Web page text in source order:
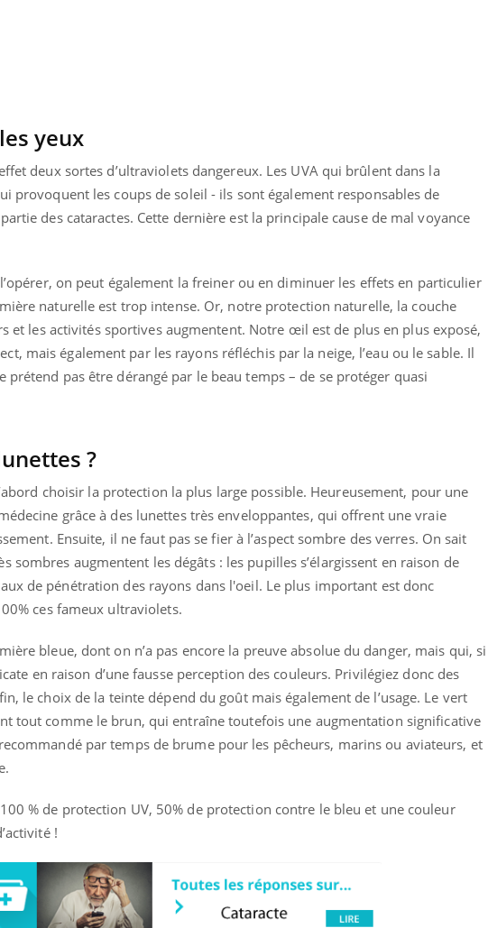
yeux
deux sortes d’ultraviolets dangereux. Les UVA qui brûlent dans la
provoquent les coups de soleil - ils sont également responsables de
des cataractes. Cette dernière est la principale cause de mal voyance
on peut également la freiner ou en diminuer les effets en particulier
naturelle est trop intense. Or, notre protection naturelle, la couche
et les activités sportives augmentent. Notre œil est de plus en plus exposé,
mais également par les rayons réfléchis par la neige, l’eau ou le sable. Il
prétend pas être dérangé par le beau temps – de se protéger quasi
?
choisir la protection la plus large possible. Heureusement, pour une
grâce à des lunettes très enveloppantes, qui offrent une vraie
Ensuite, il ne faut pas se fier à l’aspect sombre des verres. On sait
sombres augmentent les dégâts : les pupilles s’élargissent en raison de
de pénétration des rayons dans l'oeil. Le plus important est donc
ces fameux ultraviolets.
bleue, dont on n’a pas encore la preuve absolue du danger, mais qui, si
en raison d’une fausse perception des couleurs. Privilégiez donc des
le choix de la teinte dépend du goût mais également de l’usage. Le vert
tout comme le brun, qui entraîne toutefois une augmentation significative
par temps de brume pour les pêcheurs, marins ou aviateurs, et
% de protection UV, 50% de protection contre le bleu et une couleur
!